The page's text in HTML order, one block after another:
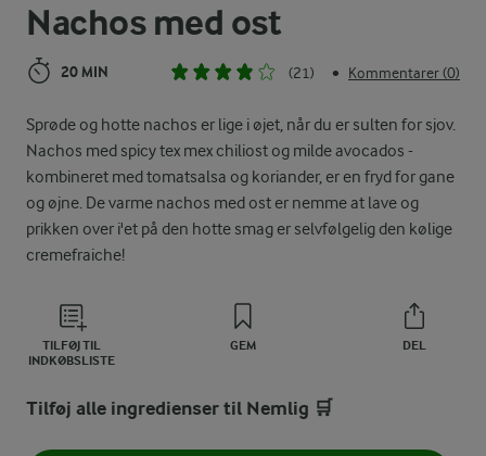
Nachos med ost
20 MIN (21) • Kommentarer (0)
Sprøde og hotte nachos er lige i øjet, når du er sulten for sjov.
Nachos med spicy tex mex chiliost og milde avocados -
kombineret med tomatsalsa og koriander, er en fryd for gane
og øjne. De varme nachos med ost er nemme at lave og
prikken over i'et på den hotte smag er selvfølgelig den kølige
cremefraiche!
TILFØJ TIL
INDKØBSLISTE
GEM DEL
Tilføj alle ingredienser til Nemlig 🛒